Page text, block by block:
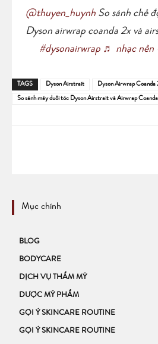
@thuyen_huynhSo sánh chế
Dyson airwrap coanda 2x và
#dysonairwrap ♬ nhạc nền
TAGS Dyson Airstrait Dyson Airwrap Coanda
So sánh máy duỗi tóc Dyson Airstrait và Airwrap
Mục chính
BLOG
BODYCARE
DỊCH VỤ THẨM MỸ
DƯỢC MỸ PHẨM
GỢI Ý SKINCARE ROUTINE
GỢI Ý SKINCARE ROUTINE